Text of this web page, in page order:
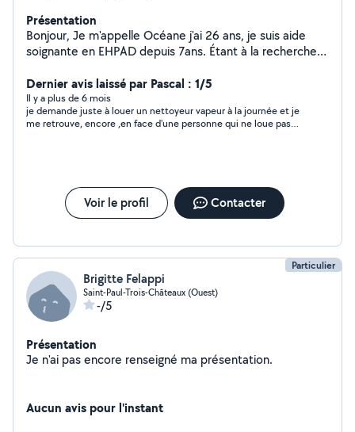
Présentation
Bonjour, Je m'appelle Océane j'ai 26 ans, je suis aide
soignante en EHPAD depuis 7ans. Étant à la recherche
dynamique, souriante, motivée, sérieuse et ponctuelle.
Dernier avis laissé par Pascal : 1/5
Il y a plus de 6 mois
je demande juste à louer un nettoyeur vapeur à la journée et je
me retrouve, encore ,en face d'une personne qui ne loue pas
Voir le profil Contacter
Particulier
Brigitte Felappi
Saint-Paul-Trois-Châteaux (Ouest)
-/5
Présentation
Je n'ai pas encore renseigné ma présentation.
Aucun avis pour l'instant